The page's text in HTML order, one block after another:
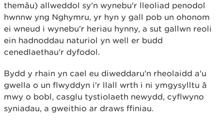
themâu) allweddol sy'n wynebu'r lleoliad penodol
hwnnw yng Nghymru, yr hyn y gall pob un ohonom
ei wneud i wynebu'r heriau hynny, a sut gallwn reoli
ein hadnoddau naturiol yn well er budd
cenedlaethau'r dyfodol.
Bydd y rhain yn cael eu diweddaru'n rheolaidd a'u
gwella o un flwyddyn i'r llall wrth i ni ymgysylltu â
mwy o bobl, casglu tystiolaeth newydd, cyflwyno
syniadau, a gweithio ar draws ffiniau.